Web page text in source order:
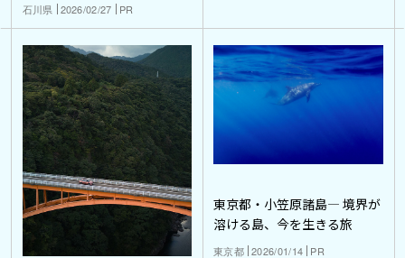
石川県 2026/02/27 PR
東京都・小笠原諸島― 境界が
溶ける島、今を生きる旅
東京都 2026/01/14 PR